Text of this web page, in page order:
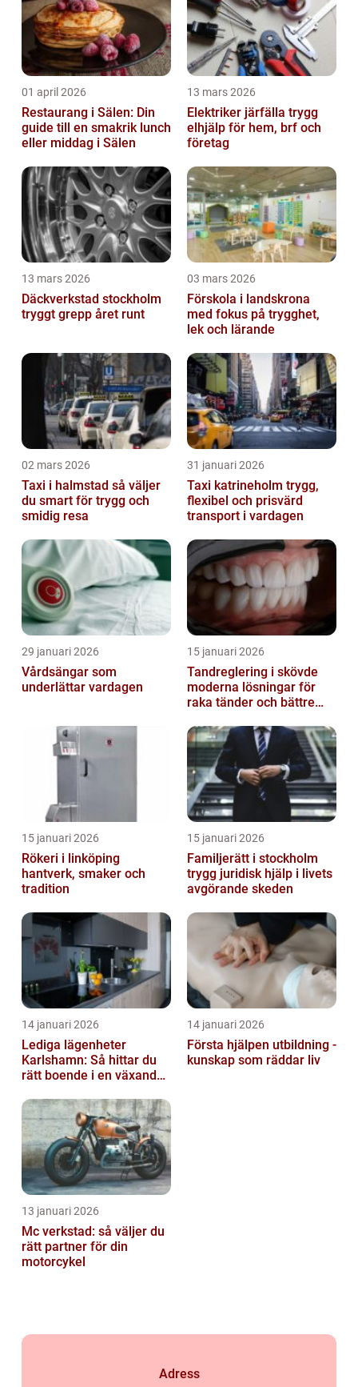
01 april 2026
Restaurang i Sälen: Din
guide till en smakrik lunch
eller middag i Sälen
13 mars 2026
Elektriker järfälla trygg
elhjälp för hem, brf och
företag
13 mars 2026
Däckverkstad stockholm
tryggt grepp året runt
03 mars 2026
Förskola i landskrona
med fokus på trygghet,
lek och lärande
02 mars 2026
Taxi i halmstad så väljer
du smart för trygg och
smidig resa
31 januari 2026
Taxi katrineholm trygg,
flexibel och prisvärd
transport i vardagen
29 januari 2026
Vårdsängar som
underlättar vardagen
15 januari 2026
Tandreglering i skövde
moderna lösningar för
raka tänder och bättre
15 januari 2026
Rökeri i linköping
hantverk, smaker och
tradition
15 januari 2026
Familjerätt i stockholm
trygg juridisk hjälp i livets
avgörande skeden
14 januari 2026
Lediga lägenheter
Karlshamn: Så hittar du
rätt boende i en växande
14 januari 2026
Första hjälpen utbildning -
kunskap som räddar liv
13 januari 2026
Mc verkstad: så väljer du
rätt partner för din
motorcykel
Adress